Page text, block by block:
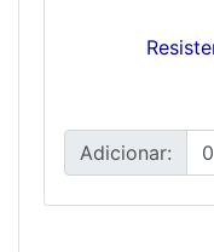
Adicionar: